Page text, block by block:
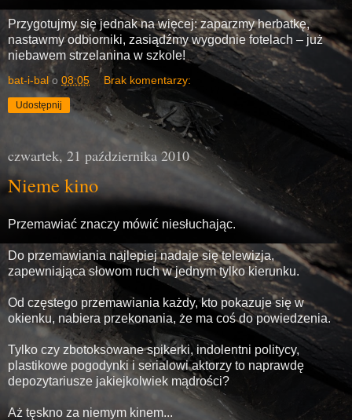
Przygotujmy się jednak na więcej: zaparzmy herbatkę,
nastawmy odbiorniki, zasiądźmy wygodnie fotelach – już
niebawem strzelanina w szkole!
bat-i-bal o 08:05 Brak komentarzy:
Udostępnij
czwartek, 21 października 2010
Nieme kino
Przemawiać znaczy mówić niesłuchając.
Do przemawiania najlepiej nadaje się telewizja,
zapewniająca słowom ruch w jednym tylko kierunku.
Od częstego przemawiania każdy, kto pokazuje się w
okienku, nabiera przekonania, że ma coś do powiedzenia.
Tylko czy zbotoksowane spikerki, indolentni politycy,
plastikowe pogodynki i serialowi aktorzy to naprawdę
depozytariusze jakiejkolwiek mądrości?
Aż tęskno za niemym kinem...